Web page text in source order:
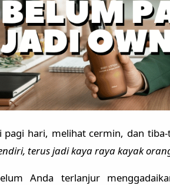
pagi hari, melihat cermin, dan tiba-
terus jadi kaya raya kayak
Anda terlanjur